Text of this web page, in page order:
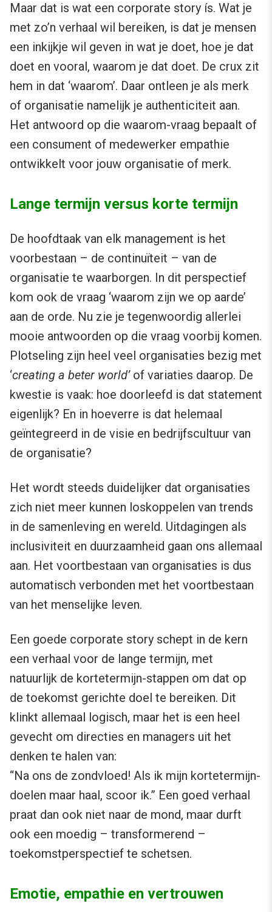
Maar dat is wat een corporate story ís. Wat je
met zo’n verhaal wil bereiken, is dat je mensen
een inkijkje wil geven in wat je doet, hoe je dat
doet en vooral, waarom je dat doet. De crux zit
hem in dat ‘waarom’. Daar ontleen je als merk
of organisatie namelijk je authenticiteit aan.
Het antwoord op die waarom-vraag bepaalt of
een consument of medewerker empathie
ontwikkelt voor jouw organisatie of merk.
Lange termijn versus korte termijn
De hoofdtaak van elk management is het
voorbestaan – de continuïteit – van de
organisatie te waarborgen. In dit perspectief
kom ook de vraag ‘waarom zijn we op aarde’
aan de orde. Nu zie je tegenwoordig allerlei
mooie antwoorden op die vraag voorbij komen.
Plotseling zijn heel veel organisaties bezig met
‘creating a beter world’of variaties daarop. De
kwestie is vaak: hoe doorleefd is dat statement
eigenlijk? En in hoeverre is dat helemaal
geïntegreerd in de visie en bedrijfscultuur van
de organisatie?
Het wordt steeds duidelijker dat organisaties
zich niet meer kunnen loskoppelen van trends
in de samenleving en wereld. Uitdagingen als
inclusiviteit en duurzaamheid gaan ons allemaal
aan. Het voortbestaan van organisaties is dus
automatisch verbonden met het voortbestaan
van het menselijke leven.
Een goede corporate story schept in de kern
een verhaal voor de lange termijn, met
natuurlijk de kortetermijn-stappen om dat op
de toekomst gerichte doel te bereiken. Dit
klinkt allemaal logisch, maar het is een heel
gevecht om directies en managers uit het
denken te halen van:
“Na ons de zondvloed! Als ik mijn kortetermijn-
doelen maar haal, scoor ik.” Een goed verhaal
praat dan ook niet naar de mond, maar durft
ook een moedig – transformerend –
toekomstperspectief te schetsen.
Emotie, empathie en vertrouwen